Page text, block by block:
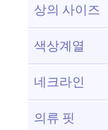
상의 사이즈
색상계열
네크라인
의류 핏